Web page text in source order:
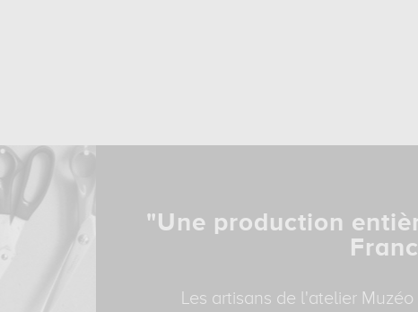
"Une production
Les artisans de l'atelier